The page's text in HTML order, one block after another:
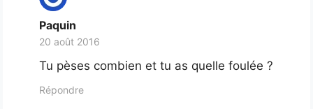
Paquin
20 août 2016
Tu pèses combien et tu as quelle foulée ?
Répondre